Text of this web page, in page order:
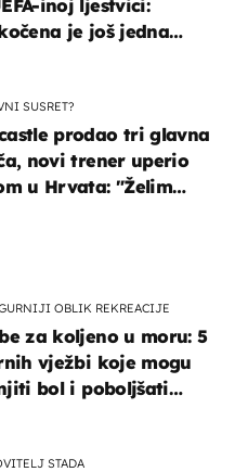
OBLIK REKREACIJE
za koljeno u moru: 5
vježbi koje mogu
bol i poboljšati
STADA
inoj ljestvici:
je još jedna
SUSRET?
prodao tri glavna
novi trener uperio
u Hrvata: "Želim